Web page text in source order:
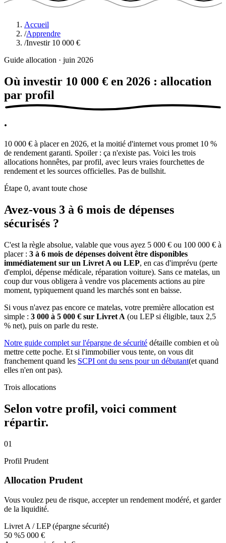
Accueil
/Apprendre
/Investir 10 000 €
Guide allocation · juin 2026
Où investir 10 000 € en 2026 : allocation
par profil
.
10 000 € à placer en 2026, et la moitié d'internet vous promet 10 %
de rendement garanti. Spoiler : ça n'existe pas. Voici les trois
allocations honnêtes, par profil, avec leurs vraies fourchettes de
rendement et les sources officielles. Pas de bullshit.
Étape 0, avant toute chose
Avez-vous 3 à 6 mois de dépenses
sécurisés ?
C'est la règle absolue, valable que vous ayez 5 000 € ou 100 000 € à
placer : 3 à 6 mois de dépenses doivent être disponibles
immédiatement sur un Livret A ou LEP, en cas d'imprévu (perte
d'emploi, dépense médicale, réparation voiture). Sans ce matelas, un
coup dur vous obligera à vendre vos placements actions au pire
moment, typiquement quand les marchés sont en baisse.
Si vous n'avez pas encore ce matelas, votre première allocation est
simple : 3 000 à 5 000 € sur Livret A (ou LEP si éligible, taux 2,5
% net), puis on parle du reste.
Notre guide complet sur l'épargne de sécurité détaille combien et où
mettre cette poche. Et si l'immobilier vous tente, on vous dit
franchement quand les SCPI ont du sens pour un débutant(et quand
elles n'en ont pas).
Trois allocations
Selon votre profil, voici comment
répartir.
01
Profil Prudent
Allocation Prudent
Vous voulez peu de risque, accepter un rendement modéré, et garder
de la liquidité.
Livret A / LEP (épargne sécurité)
50 %5 000 €